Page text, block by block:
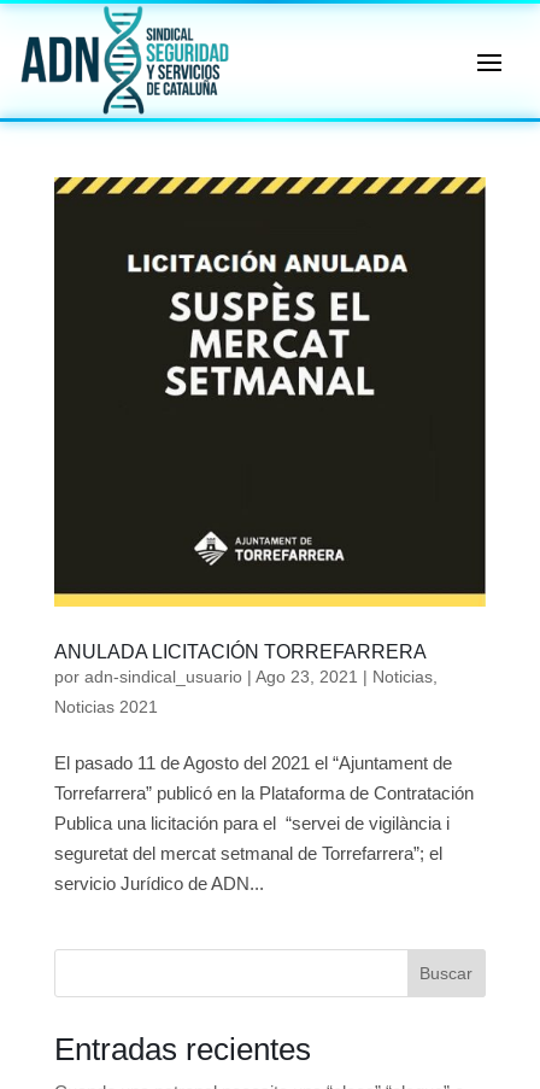
ANULADA LICITACIÓN TORREFARRERA
por adn-sindical_usuario| Ago 23, 2021 | Noticias,
Noticias 2021
El pasado 11 de Agosto del 2021 el “Ajuntament de
Torrefarrera” publicó en la Plataforma de Contratación
Publica una licitación para el “servei de vigilància i
seguretat del mercat setmanal de Torrefarrera”; el
servicio Jurídico de ADN...
Buscar
Entradas recientes
✖
Sindical
⚖️ Dpto. Jurídico y Abogados (Email)
🤖 Dudas Rápidas del Convenio (IA)
📊 Herramienta: Tabla Salarial PDF
📍 Info: Horarios y Contacto Sede